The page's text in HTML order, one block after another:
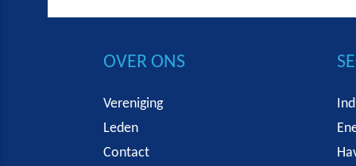
OVER ONS
Vereniging
Leden
Contact